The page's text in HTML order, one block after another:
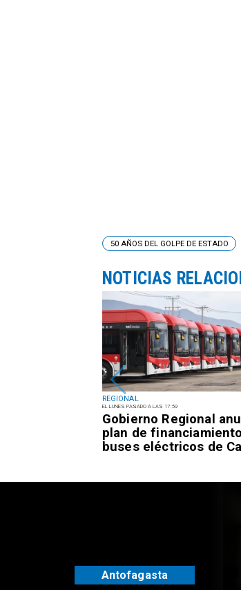
REGIONAL
EL LUNES PASADO A LAS 17:59
Gobierno Regional
plan de
buses eléctricos de
50 AÑOS DEL GOLPE DE ESTADO
NOTICIAS
Antofagasta